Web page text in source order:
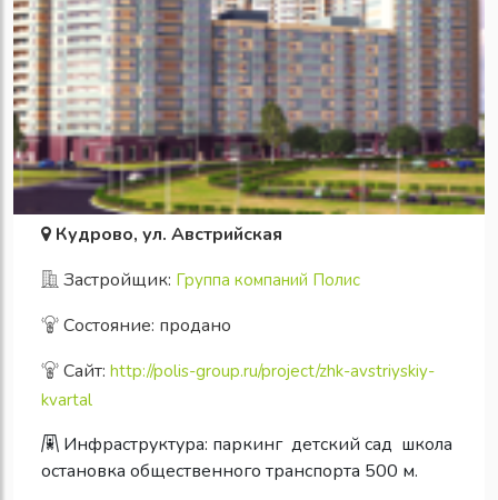
Кудрово, ул. Австрийская
Застройщик: Группа компаний Полис
Состояние: продано
Сайт: http://polis-group.ru/project/zhk-avstriyskiy-
kvartal
Инфраструктура: паркинг детский сад школа
остановка общественного транспорта 500 м.